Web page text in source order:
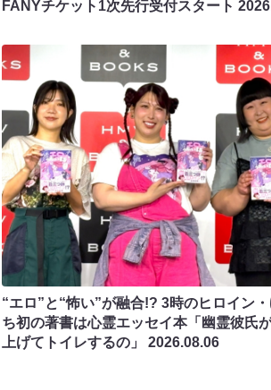
FANYチケット1次先行受付スタート
“エロ”と“怖い”が融合!? 3時のヒロイン
ち初の著書は心霊エッセイ本「幽霊彼氏
上げてトイレするの」 2026.08.06